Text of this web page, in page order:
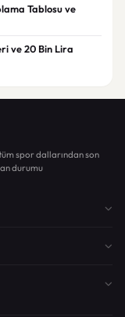
Tablosu ve
ve 20 Bin Lira
spor dallarından son
durumu